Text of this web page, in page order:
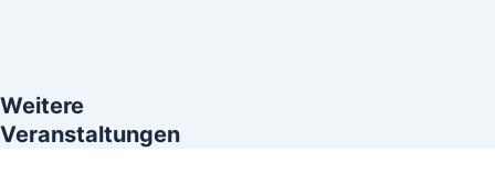
Weitere
Veranstaltungen